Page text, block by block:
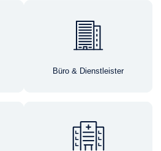
Büro & Dienstleister